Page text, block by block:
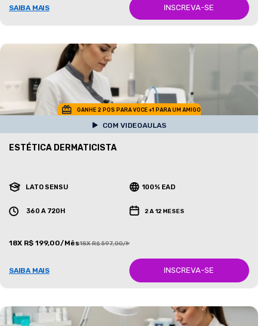
SAIBA MAIS INSCREVA-SE
GANHE 2 POS PARA VOCE +1 PARA UM AMIGO
COM VIDEOAULAS
ESTÉTICA DERMATICISTA
LATO SENSU 100% EAD
360 A 720H 2 A 12 MESES
18X R$ 199,00/Mês18X R$ 597,00/Mês
SAIBA MAIS INSCREVA-SE